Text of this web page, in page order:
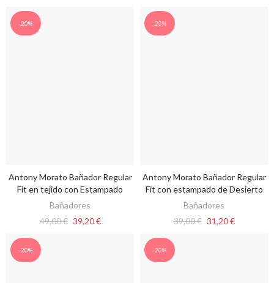
-20%
VER OPCIONES
Antony Morato Bañador Regular
Fit en tejido con Estampado
Bañadores
49,00 € 39,20 €
-20%
VER OPCIONES
Antony Morato Bañador Regular
Fit con estampado de Desierto
Bañadores
39,00 € 31,20 €
-20% -20%